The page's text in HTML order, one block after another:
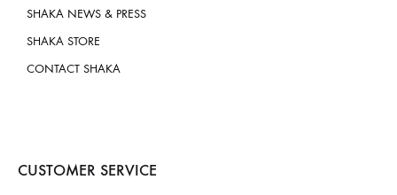
SHAKA NEWS & PRESS
SHAKA STORE
CONTACT SHAKA
CUSTOMER SERVICE